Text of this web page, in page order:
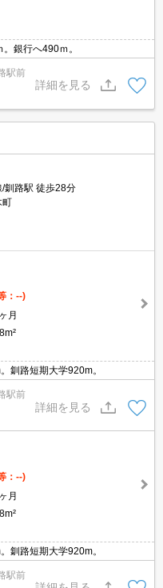
銀行へ490ｍ。
駅前
詳細を見る
釧路駅 徒歩28分
町
：--)
月
釧路短期大学920m。
駅前
詳細を見る
：--)
月
釧路短期大学920m。
駅前